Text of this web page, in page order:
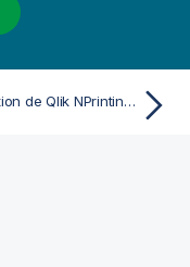
Installation de Qlik NPrinting Designer